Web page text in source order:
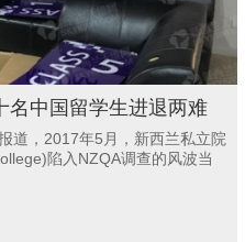
名中国留学生进退两难
道，2017年5月，新西兰私立院
陷入NZQA调查的风波当